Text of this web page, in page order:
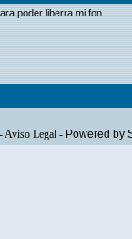
poder liberra mi fon
Aviso Legal- Powered by